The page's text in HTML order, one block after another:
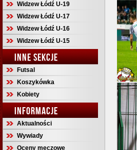
Widzew Łódź U-19
Widzew Łódź U-17
Widzew Łódź U-16
Widzew Łódź U-15
INNE SEKCJE
Futsal
Koszykówka
Kobiety
INFORMACJE
Aktualności
Wywiady
Oceny meczowe